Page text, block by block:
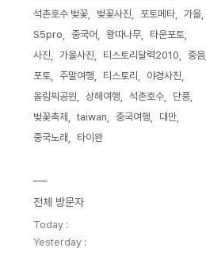
석촌호수 벚꽃
벚꽃사진 포토메타
가을
S5pro
중국어 왕따나무
타운포토
사진
가을사진 티스토리달력2010
중음
포토
주말여행 티스토리
야경사진
올림픽공원
상해여행 석촌호수
단풍
벚꽃축제
taiwan 중국여행
대만
중국노래
타이완
전체 방문자
Today :
Yesterday :